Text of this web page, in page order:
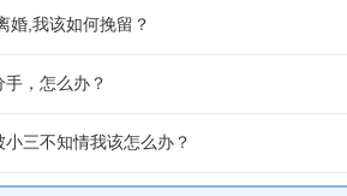
婚,我该如何挽留？
，怎么办？
三不知情我该怎么办？